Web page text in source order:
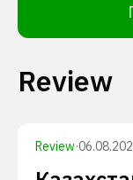
Review
Review·